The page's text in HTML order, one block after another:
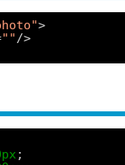
>
"" />
;